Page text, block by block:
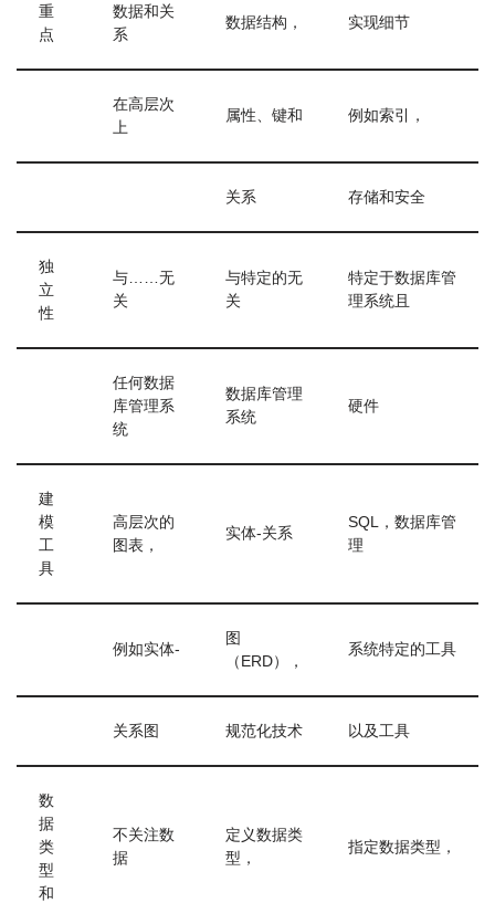
重
点
数据和关
系
数据结构， 实现细节
在高层次
上
属性、键和 例如索引，
关系 存储和安全
独
立
性
与……无
关
与特定的无
关
特定于数据库管
理系统且
任何数据
库管理系
统
数据库管理
系统
硬件
建
模
工
具
高层次的
图表，
实体-关系
SQL，数据库管
理
例如实体-
图
（ERD），
系统特定的工具
关系图 规范化技术 以及工具
数
据
类
型
和
不关注数
据
定义数据类
型，
指定数据类型，